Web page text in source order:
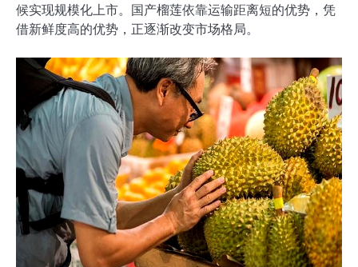
候实现规模化上市。国产榴莲依靠运输距离短的优势，凭
借新鲜度高的优势，正逐渐改变市场格局。